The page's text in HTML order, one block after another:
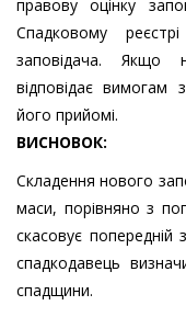
правову оцінку
Спадковому
заповідача. Якщо
відповідає вимогам
його прийомі.
ВИСНОВОК:
Складення нового
маси, порівняно з
скасовує попередній
спадкодавець
спадщини.